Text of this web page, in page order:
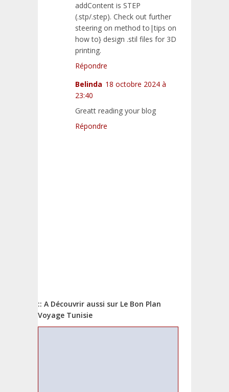
addContent is STEP
(.stp/.step). Check out further
steering on method to|tips on
how to} design .stil files for 3D
printing.
Répondre
Belinda 18 octobre 2024 à
23:40
Greatt reading your blog
Répondre
:: A Découvrir aussi sur Le Bon Plan
Voyage Tunisie